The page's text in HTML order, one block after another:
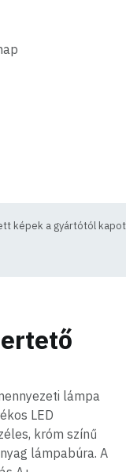
képek a gyártótól
lámpa
LED
króm színű
lámpabúra. A